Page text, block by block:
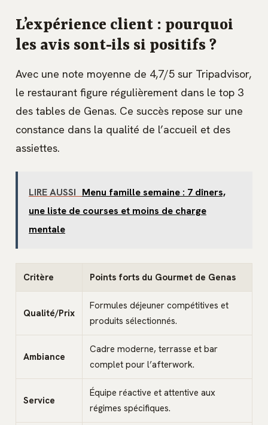
L’expérience client : pourquoi
les avis sont-ils si positifs ?
Avec une note moyenne de 4,7/5 sur Tripadvisor,
le restaurant figure régulièrement dans le top 3
des tables de Genas. Ce succès repose sur une
constance dans la qualité de l’accueil et des
assiettes.
LIRE AUSSI Menu famille semaine : 7 dîners,
une liste de courses et moins de charge
mentale
Critère Points forts du Gourmet de Genas
Qualité/Prix
Formules déjeuner compétitives et
produits sélectionnés.
Ambiance
Cadre moderne, terrasse et bar
complet pour l’afterwork.
Service
Équipe réactive et attentive aux
régimes spécifiques.